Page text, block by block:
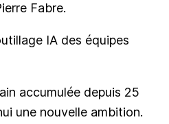
Fabre.
IA des équipes
accumulée depuis 25
une nouvelle ambition.